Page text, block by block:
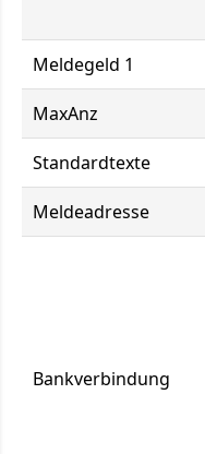
Meldegeld 1
MaxAnz
Standardtexte
Meldeadresse
Bankverbindung